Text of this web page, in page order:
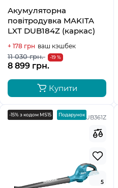
Акумуляторна
повітродувка MAKITA
LXT DUB184Z (каркас)
+ 178 грн ваш кэшбек
11 030 грн. -19 %
8 899 грн.
Купити
DUB361Z
-15% з кодом MS15 Подарунок
5